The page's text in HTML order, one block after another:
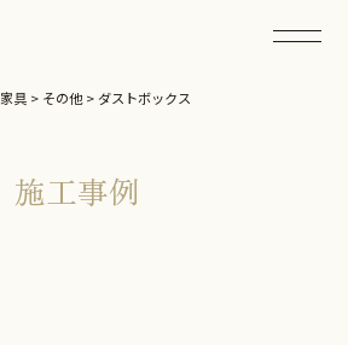
家具 > その他 > ダストボックス
施工事例